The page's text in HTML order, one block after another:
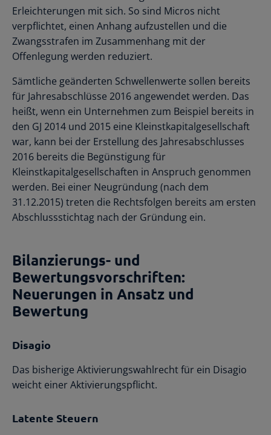
Erleichterungen mit sich. So sind Micros nicht
verpflichtet, einen Anhang aufzustellen und die
Zwangsstrafen im Zusammenhang mit der
Offenlegung werden reduziert.
Sämtliche geänderten Schwellenwerte sollen bereits
für Jahresabschlüsse 2016 angewendet werden. Das
heißt, wenn ein Unternehmen zum Beispiel bereits in
den GJ 2014 und 2015 eine Kleinstkapitalgesellschaft
war, kann bei der Erstellung des Jahresabschlusses
2016 bereits die Begünstigung für
Kleinstkapitalgesellschaften in Anspruch genommen
werden. Bei einer Neugründung (nach dem
31.12.2015) treten die Rechtsfolgen bereits am ersten
Abschlussstichtag nach der Gründung ein.
Bilanzierungs- und
Bewertungsvorschriften:
Neuerungen in Ansatz und
Bewertung
Disagio
Das bisherige Aktivierungswahlrecht für ein Disagio
weicht einer Aktivierungspflicht.
Latente Steuern